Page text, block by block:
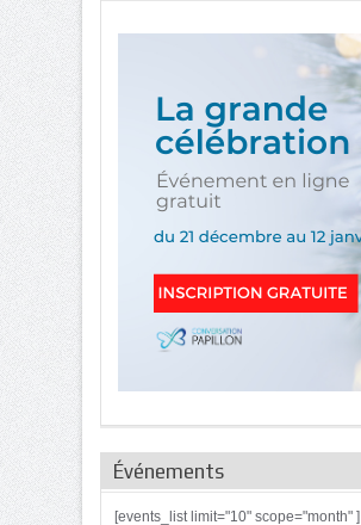
Événements
[events_list limit="10" scope="month" ]